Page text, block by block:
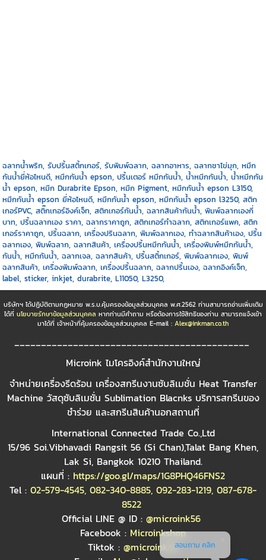
ฉลากน้ำพริก, รับปริ้นสติ้กเกอร์, รับพิมพ์ฉลาก, ฉลากอาหาร, ฉลากชาไข่มุก, หมึก
กันน้ำยี่ห้อไหนดี, หมึกกันน้ำ epson, ปริ้นเตอร์ หมึกกันน้ำ, น้ำหมึกกันน้ำ, น้ำหมึกกัน
น้ำ epson, หมึก Durabrite Epson, หมึก Pigment, หมึกกันน้ำ epson L3150,
หมึกกันน้ำ epson ยี่ห้อไหนดี, หมึกกันน้ำ epson, หมึกกันน้ำ epson l3250, สติก
เกอร์PVC, สติ๊กเกอร์อิงค์เจ็ท, สติกเกอร์กันน้ำ, ฉลากสินค้ากันน้ำ, พิมพ์ฉลากเองกี่
บาท, ปริ้นฉลากเอง ราคา, ฉลากราคาถูก, สติกเกอร์ทำฉลาก, สติกเกอร์แพค, สติก
เกอร์ราคาถูก, ปริ้นฉลาก, เครื่องปรินฉลาก, พิมพ์ฉลากเอง, ทำฉลากสินค้าเอง, ปริ้น
ฉลากเอง, พิมพ์ฉลาก, ฉลากสินค้า, เครื่องปริ้นหมึกกันน้ำ, เครื่องพิมพ์หมึกกันน้ำ,
กันน้ำ, หมึกกันน้ำ, ฉลากเจล, ฉลากสินค้า, ปริ้นสติ้กเกอร์, พิมพ์ฉลากเอง, พิมพ์
ฉลากสินค้า, เครื่องพิมพ์ฉลาก, เครื่องปริ้นฉลาก, ฉลากปริ้นเอง, ฉลากอิงค์เจ็ท,
label, sticker, inkjet, durabrite, L11050, L3250,
บริษัทฯ ได้ปฏิบัติตามกฏหมาย พ.ร.บ.คุ้มครองข้อมูลส่วนบุคคล พ.ศ.2562 ท่านสามารถอ่านเพิ่มเติม
ได้ที่ นโยบายรักษาข้อมูลส่วนบุคคล หากท่านมีคำถาม หรือต้องการใช้สิทธิของท่าน สามารถแจ้งเข้า
มาได้ที่ เจ้าหน้าที่คุ้มครองข้อมูลส่วนบุคคล E-mail : Alex@inkman.co.th
____________________________________________
Microink ไมโครอิงค์สำนักงานใหญ่
จำหน่ายเครื่องรีดร้อน เครื่องสกรีนงานซับลิเมชั่น Heat Transfer
Machine วัสดุซับลิเมชั่น Sublimation Blacnks บริการสกรีนของ
ชำร่วย และสกรีนสินค้านอกสถานที่
International Connected Trade Co.,Ltd
15/96 Soi.Vibhavadi Rangsit 56 (Si Chan),Talat Bang Khen,
Lak Si, Bangkok 10210 Thailand.
แผนที่ : https://goo.gl/maps/1G8PHQ46FNS2
Tel : 02-579-4545, 082-340-8885, 092-283-1219, 087-678-
8522
Official LINE @ ID : @microink56
Facebook : Microinkshop
Tiktok : @microink56สอบถาม คลิก